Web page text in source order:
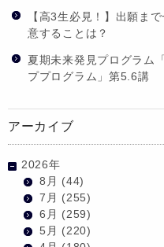
【高3生必見！】出願ま
意することは？
夏期未来発見プログラム
ププログラム」第5.6講
アーカイブ
2026年
8月 (44)
7月 (255)
6月 (259)
5月 (220)